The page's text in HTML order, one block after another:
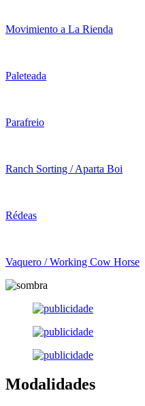
Movimiento a La Rienda
Paleteada
Parafreio
Ranch Sorting / Aparta Boi
Rédeas
Vaquero / Working Cow Horse
Modalidades